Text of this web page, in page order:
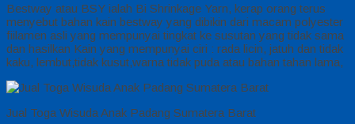
Bestway atau BSY ialah Bi Shrinkage Yarn, kerap orang terus
menyebut bahan kain bestway yang dibikin dari macam polyester
fiilamen asli yang mempunyai tingkat ke susutan yang tidak sama
dan hasilkan Kain yang mempunyai ciri : rada licin, jatuh dan tidak
kaku, lembut,tidak kusut,warna tidak puda atau bahan tahan lama,
Jual Toga Wisuda Anak Padang Sumatera Barat